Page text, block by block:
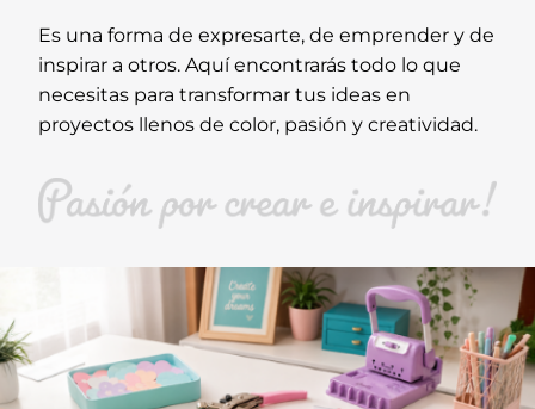
Es una forma de expresarte, de emprender y de
inspirar a otros. Aquí encontrarás todo lo que
necesitas para transformar tus ideas en
proyectos llenos de color, pasión y creatividad.